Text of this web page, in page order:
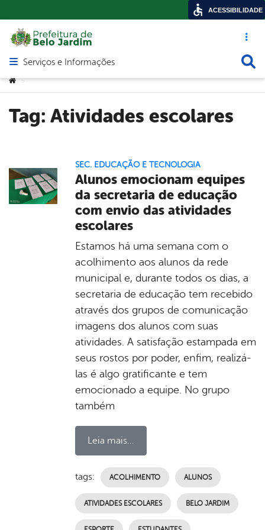
Acesso
Abrir menu principal de navegação
Serviços e Informações
Você está aqui:
>
Tag: Atividades escolares
SEC. EDUCAÇÃO E TECNOLOGIA
Alunos emocionam equipes
da secretaria de educação
com envio das atividades
escolares
Estamos há uma semana com o
acolhimento aos alunos da rede
municipal e, durante todos os dias, a
secretaria de educação tem recebido
através dos grupos de comunicação
imagens dos alunos com suas
atividades. A satisfação estampada em
seus rostos por poder, enfim, realizá-
las é algo gratificante e tem
emocionado a equipe. No grupo
também
Leia mais...
tags: ACOLHIMENTO ALUNOS
ATIVIDADES ESCOLARES BELO JARDIM
ACESSIBILIDADE